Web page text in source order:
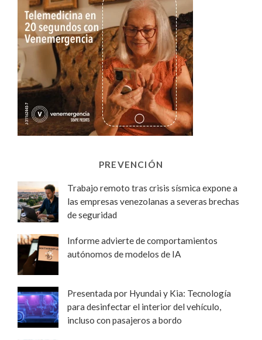
PREVENCIÓN
Trabajo remoto tras crisis sísmica expone a
las empresas venezolanas a severas brechas
de seguridad
Informe advierte de comportamientos
autónomos de modelos de IA
Presentada por Hyundai y Kia: Tecnología
para desinfectar el interior del vehículo,
incluso con pasajeros a bordo